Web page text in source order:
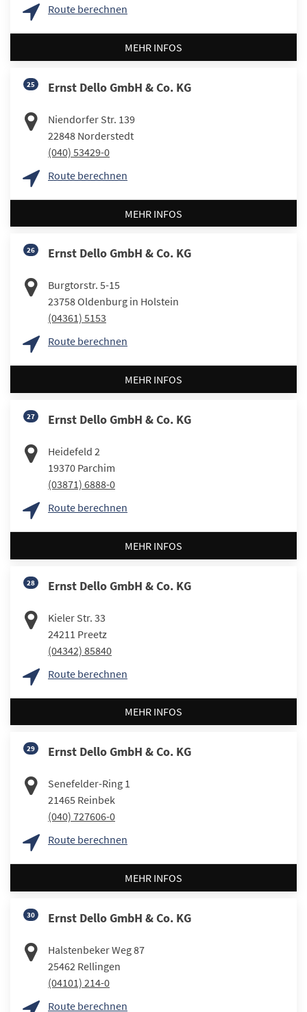
Route berechnen
MEHR INFOS
25 Ernst Dello GmbH & Co. KG
Niendorfer Str. 139
22848 Norderstedt
(040) 53429-0
Route berechnen
MEHR INFOS
26 Ernst Dello GmbH & Co. KG
Burgtorstr. 5-15
23758Oldenburg in Holstein
(04361) 5153
Route berechnen
MEHR INFOS
27 Ernst Dello GmbH & Co. KG
Heidefeld 2
19370 Parchim
(03871) 6888-0
Route berechnen
MEHR INFOS
28 Ernst Dello GmbH & Co. KG
Kieler Str. 33
24211 Preetz
(04342) 85840
Route berechnen
MEHR INFOS
29 Ernst Dello GmbH & Co. KG
Senefelder-Ring 1
21465 Reinbek
(040) 727606-0
Route berechnen
MEHR INFOS
30 Ernst Dello GmbH & Co. KG
Halstenbeker Weg 87
25462 Rellingen
(04101) 214-0
Route berechnen